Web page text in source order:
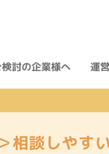
討の企業様へ 運
相談しやす